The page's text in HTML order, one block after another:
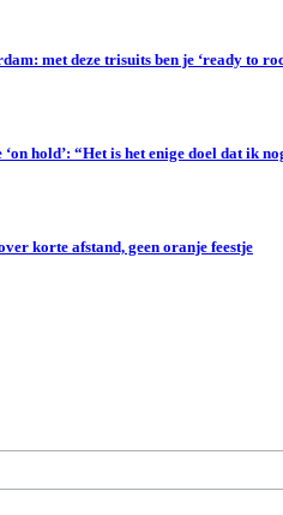
met deze trisuits ben je ‘ready to
hold’: “Het is het enige doel dat ik
korte afstand, geen oranje feestje